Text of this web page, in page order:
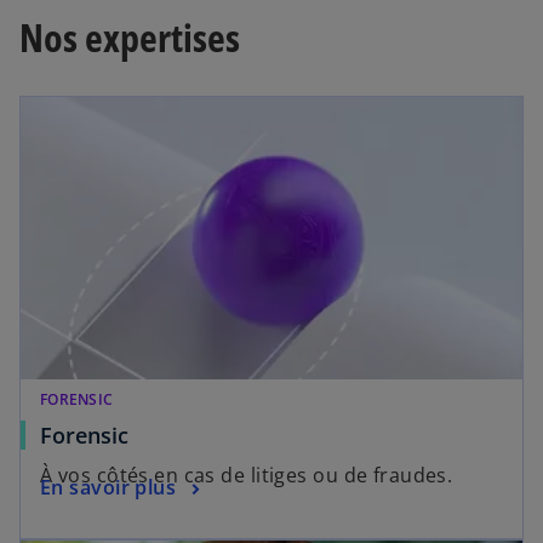
u
e
Nos expertises
FORENSIC
Forensic
À vos côtés en cas de litiges ou de fraudes.
En savoir plus